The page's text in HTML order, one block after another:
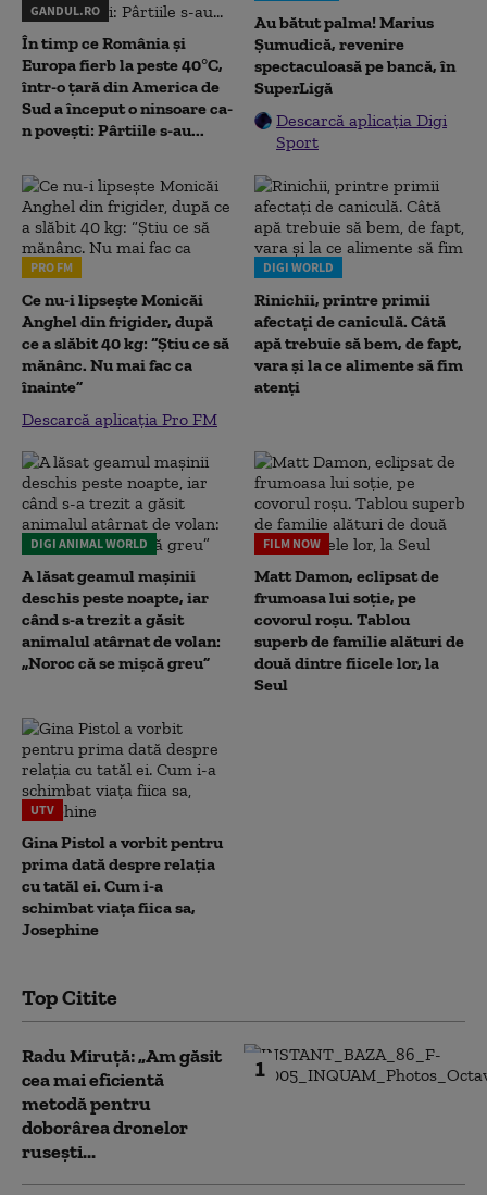
GANDUL.RO
În timp ce România și
Europa fierb la peste 40°C,
într-o țară din America de
Sud a început o ninsoare ca-
n povești: Pârtiile s-au...
Au bătut palma! Marius
Șumudică, revenire
spectaculoasă pe bancă, în
SuperLigă
Descarcă aplicația Digi
Sport
PRO FM
Ce nu-i lipsește Monicăi
Anghel din frigider, după
ce a slăbit 40 kg: “Știu ce să
mănânc. Nu mai fac ca
înainte”
Descarcă aplicația Pro FM
DIGI WORLD
Rinichii, printre primii
afectați de caniculă. Câtă
apă trebuie să bem, de fapt,
vara și la ce alimente să fim
atenți
DIGI ANIMAL WORLD
A lăsat geamul mașinii
deschis peste noapte, iar
când s-a trezit a găsit
animalul atârnat de volan:
„Noroc că se mișcă greu”
FILM NOW
Matt Damon, eclipsat de
frumoasa lui soție, pe
covorul roșu. Tablou
superb de familie alături de
două dintre fiicele lor, la
Seul
UTV
Gina Pistol a vorbit pentru
prima dată despre relația
cu tatăl ei. Cum i-a
schimbat viața fiica sa,
Josephine
Top Citite
1
Radu Miruță: „Am găsit
cea mai eficientă
metodă pentru
doborârea dronelor
rusești...